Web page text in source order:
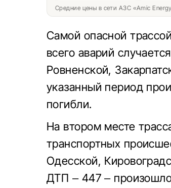
Средние цены в сети АЗС «Amic
Самой опасной
всего аварий
Ровненской,
указанный период
погибли.
На втором месте
транспортных
Одесской,
ДТП – 447 –